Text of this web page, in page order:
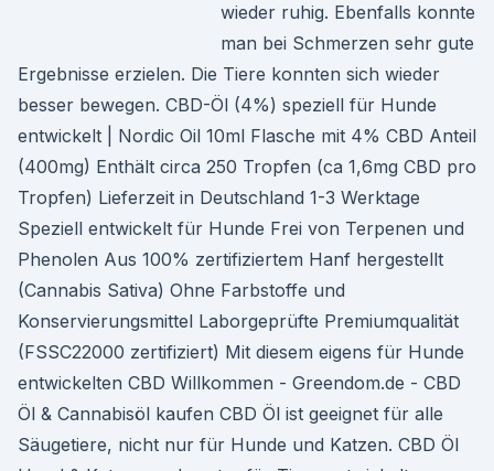
wieder ruhig. Ebenfalls konnte
man bei Schmerzen sehr gute
Ergebnisse erzielen. Die Tiere konnten sich wieder
besser bewegen. CBD-Öl (4%) speziell für Hunde
entwickelt | Nordic Oil 10ml Flasche mit 4% CBD Anteil
(400mg) Enthält circa 250 Tropfen (ca 1,6mg CBD pro
Tropfen) Lieferzeit in Deutschland 1-3 Werktage
Speziell entwickelt für Hunde Frei von Terpenen und
Phenolen Aus 100% zertifiziertem Hanf hergestellt
(Cannabis Sativa) Ohne Farbstoffe und
Konservierungsmittel Laborgeprüfte Premiumqualität
(FSSC22000 zertifiziert) Mit diesem eigens für Hunde
entwickelten CBD Willkommen - Greendom.de - CBD
Öl & Cannabisöl kaufen CBD Öl ist geeignet für alle
Säugetiere, nicht nur für Hunde und Katzen. CBD Öl